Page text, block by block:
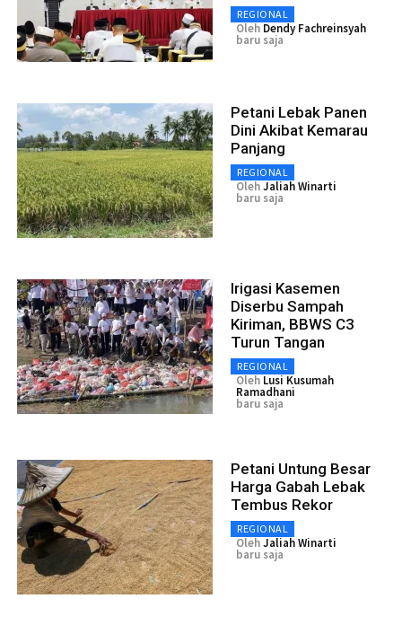
REGIONAL
Oleh Dendy Fachreinsyah
baru saja
Petani Lebak Panen
Dini Akibat Kemarau
Panjang
REGIONAL
OlehJaliah Winarti
baru saja
Irigasi Kasemen
Diserbu Sampah
Kiriman, BBWS C3
Turun Tangan
REGIONAL
Oleh Lusi Kusumah
Ramadhani
baru saja
Petani Untung Besar
Harga Gabah Lebak
Tembus Rekor
REGIONAL
OlehJaliah Winarti
baru saja